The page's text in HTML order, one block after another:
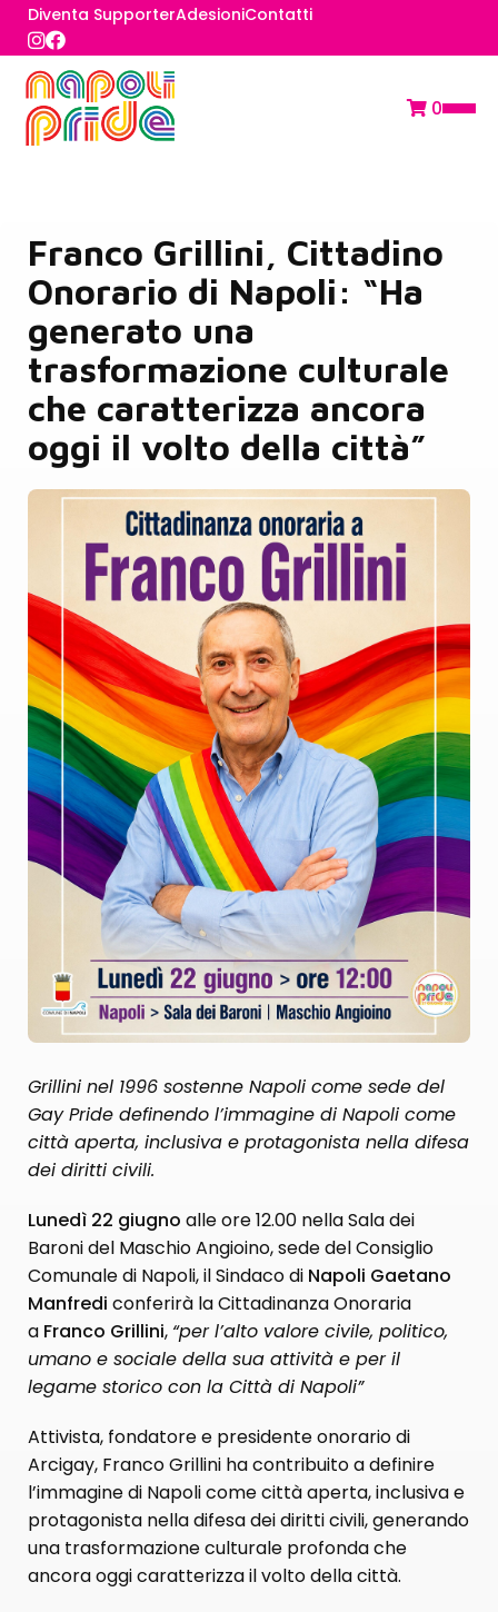
Diventa SupporterAdesioniContatti
0
Franco Grillini, Cittadino
Onorario di Napoli: “Ha
generato una
trasformazione culturale
che caratterizza ancora
oggi il volto della città”
Grillini nel 1996 sostenne Napoli come sede del
Gay Pride definendo l’immagine di Napoli come
città aperta, inclusiva e protagonista nella difesa
dei diritti civili.
Lunedì 22 giugno alle ore 12.00 nella Sala dei
Baroni del Maschio Angioino, sede del Consiglio
Comunale di Napoli, il Sindaco di Napoli Gaetano
Manfredi conferirà la Cittadinanza Onoraria
a Franco Grillini, “per l’alto valore civile, politico,
umano e sociale della sua attività e per il
legame storico con la Città di Napoli”
Attivista, fondatore e presidente onorario di
Arcigay, Franco Grillini ha contribuito a definire
l’immagine di Napoli come città aperta, inclusiva e
protagonista nella difesa dei diritti civili, generando
una trasformazione culturale profonda che
ancora oggi caratterizza il volto della città.